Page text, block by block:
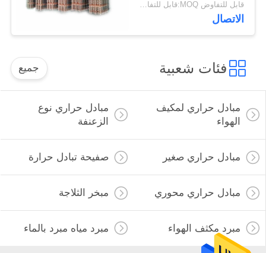
قابل للتفاوض MOQ:قابل للتفاوض
الاتصال
فئات شعبية جميع
مبادل حراري لمكيف
الهواء
مبادل حراري نوع
الزعنفة
مبادل حراري صغير صفيحة تبادل حرارة
مبادل حراري محوري مبخر الثلاجة
مبرد مكثف الهواء مبرد مياه مبرد بالماء